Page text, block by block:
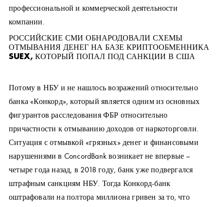
профессиональной и коммерческой деятельности
компании.
РОССИЙСКИЕ СМИ ОБНАРОДОВАЛИ СХЕМЫ
ОТМЫВАНИЯ ДЕНЕГ НА БАЗЕ КРИПТООБМЕННИКА
SUEX, КОТОРЫЙ ПОПАЛ ПОД САНКЦИИ В США
Потому в НБУ и не нашлось возражений относительно
банка «Конкорд», который является одним из основных
фигурантов расследования ФБР относительно
причастности к отмыванию доходов от наркоторговли.
Ситуация с отмывкой «грязных» денег и финансовыми
нарушениями в ConcordBank возникает не впервые –
четыре года назад, в 2018 году, банк уже подвергался
штрафным санкциям НБУ. Тогда Конкорд-банк
оштрафовали на полтора миллиона гривен за то, что